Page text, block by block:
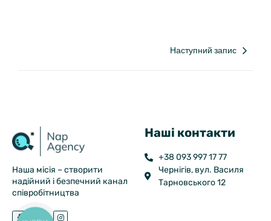
Наступний запис
Наша місія – створити
надійний і безпечний канал
співробітництва
Наші контакти
+38 093 997 17 77
Чернігів, вул. Василя
Тарновського 12